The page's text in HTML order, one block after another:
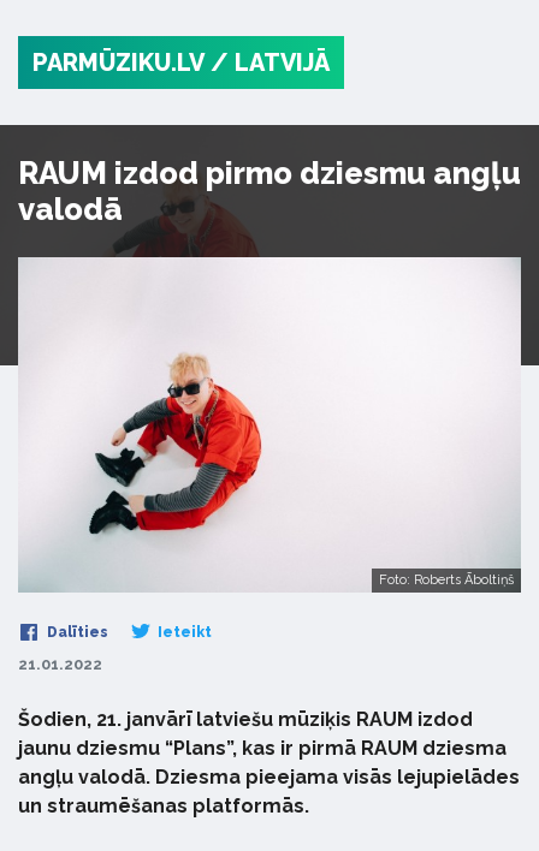
PARMŪZIKU.LV / LATVIJĀ
RAUM izdod pirmo dziesmu angļu
valodā
Foto: Roberts Āboltiņš
Dalīties Ieteikt
21.01.2022
Šodien, 21. janvārī latviešu mūziķis RAUM izdod
jaunu dziesmu “Plans”, kas ir pirmā RAUM dziesma
angļu valodā. Dziesma pieejama visās lejupielādes
un straumēšanas platformās.